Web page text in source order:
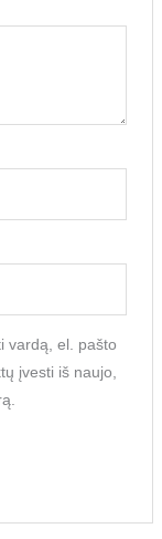
vardą, el. pašto
įvesti iš naujo,